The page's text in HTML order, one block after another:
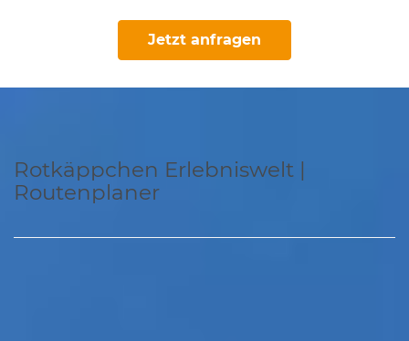
Jetzt anfragen
Rotkäppchen Erlebniswelt |
Routenplaner